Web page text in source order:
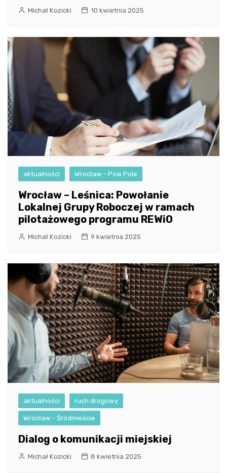
Michał Kozicki 10 kwietnia 2025
aktualności Wrocław - Psie Pole
Wrocław – Leśnica: Powołanie
Lokalnej Grupy Roboczej w ramach
pilotażowego programu REWiO
Michał Kozicki 9 kwietnia 2025
aktualności ruch drogowy
Wrocław - Śródmieście
Dialog o komunikacji miejskiej
Michał Kozicki 8 kwietnia 2025